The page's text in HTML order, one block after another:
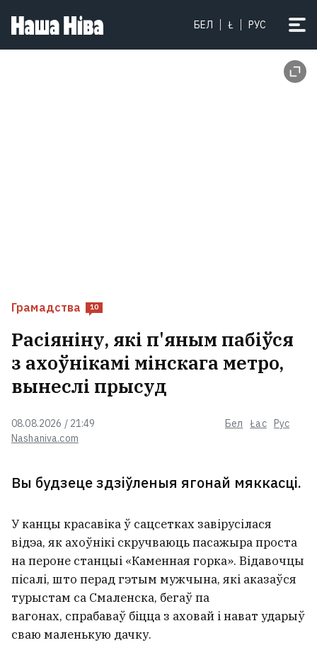
БЕЛ Ł РУС
Грамадства 10
Nashaniva.com
08.08.2026 / 21:49 Бел Łac Рус
Расіяніну, які п'яным пабіўся
з ахоўнікамі мінскага метро,
вынеслі прысуд
Вы будзеце здзіўленыя ягонай мяккасці.
У канцы красавіка ў сацсетках завірусілася
відэа, як ахоўнікі скручваюць пасажыра проста
на пероне станцыі «Каменная горка». Відавочцы
пісалі, што перад гэтым мужчына, які аказаўся
турыстам са Смаленска, бегаў па
вагонах, спрабаваў біцца з аховай і нават ударыў
сваю маленькую дачку.